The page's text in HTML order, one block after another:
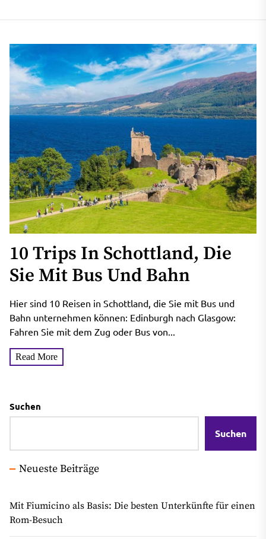
10 Trips In Schottland, Die
Sie Mit Bus Und Bahn
Hier sind 10 Reisen in Schottland, die Sie mit Bus und
Bahn unternehmen können: Edinburgh nach Glasgow:
Fahren Sie mit dem Zug oder Bus von...
Read More
Suchen
Suchen
Neueste Beiträge
Mit Fiumicino als Basis: Die besten Unterkünfte für einen
Rom-Besuch